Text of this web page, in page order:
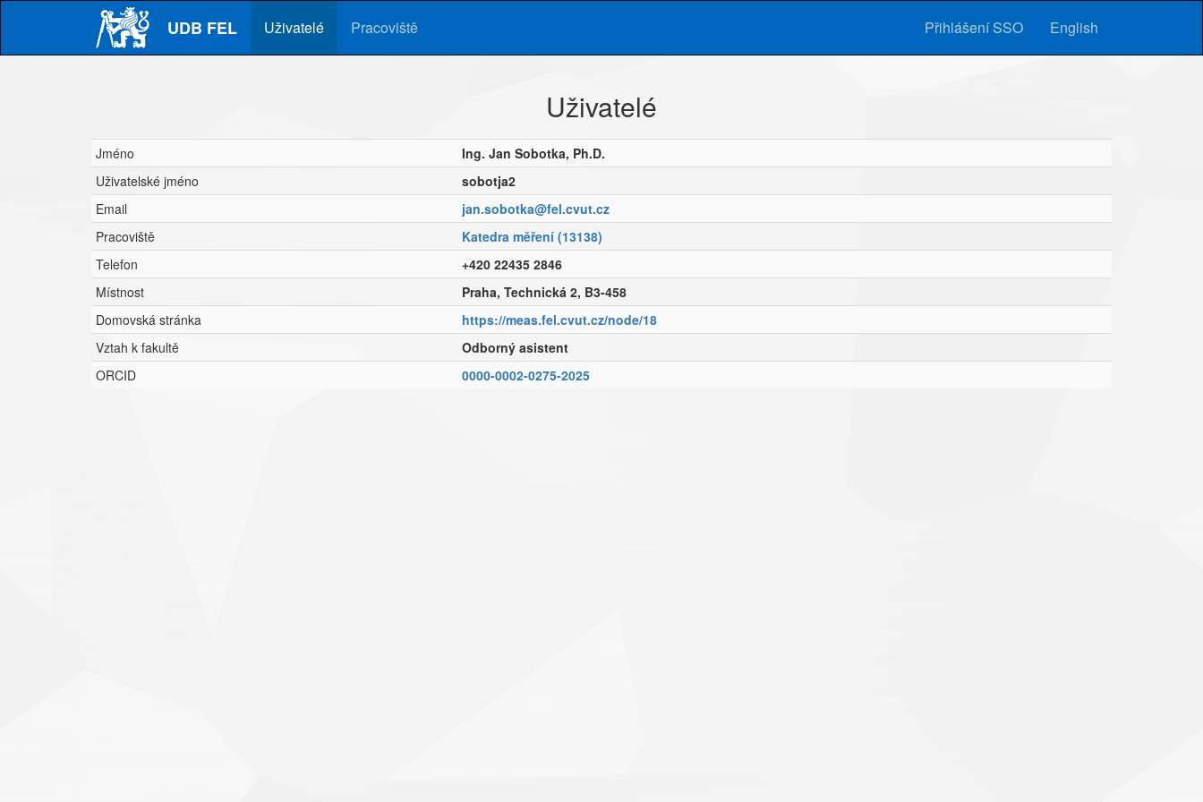
UDB FEL Uživatelé Pracoviště Přihlášení SSO English
Uživatelé
Jméno
Ing. Jan Sobotka, Ph.D.
Uživatelské jméno
sobotja2
Email
jan.sobotka@fel.cvut.cz
Pracoviště
Katedra měření (13138)
Telefon
+420 22435 2846
Místnost
Praha, Technická 2, B3-458
Domovská stránka
https://meas.fel.cvut.cz/node/18
Vztah k fakultě
Odborný asistent
ORCID
0000-0002-0275-2025